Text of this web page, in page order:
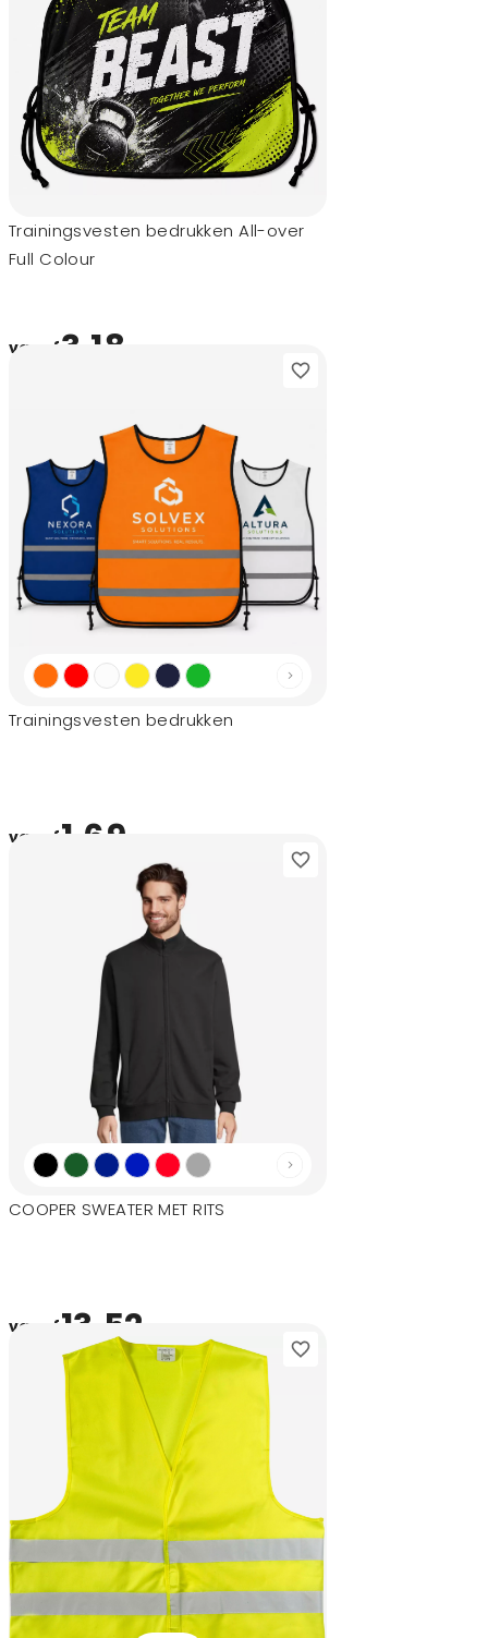
Trainingsvesten bedrukken All-over
Full Colour
vanaf3,18
Trainingsvesten bedrukken
vanaf1,69
COOPER SWEATER MET RITS
vanaf13,52